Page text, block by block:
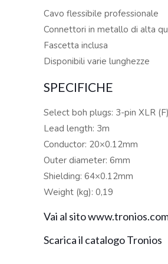
Cavo flessibile professionale
Connettori in metallo di alta
Fascetta inclusa
Disponibili varie lunghezze
SPECIFICHE
Select boh plugs: 3-pin XLR
Lead length: 3m
Conductor: 20×0.12mm
Outer diameter: 6mm
Shielding: 64×0.12mm
Weight (kg): 0,19
Vai al sito
Scarica il catalogo Tronios